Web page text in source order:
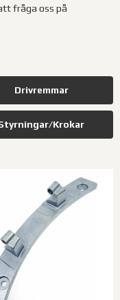
fråga oss på
Drivremmar
Krokar